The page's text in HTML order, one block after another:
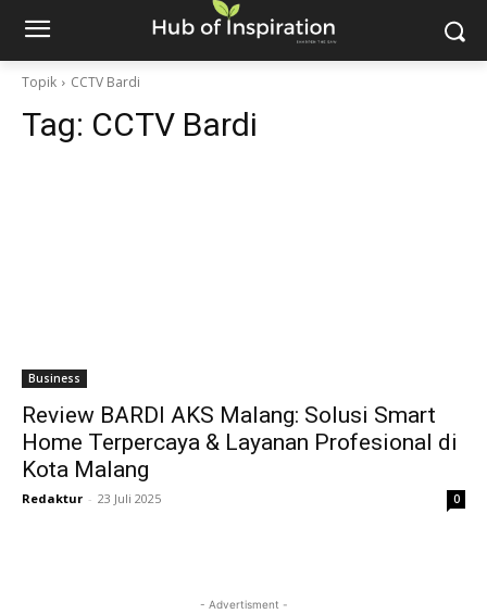
Topik CCTV Bardi
Tag: CCTV Bardi
Business
Review BARDI AKS Malang: Solusi Smart
Home Terpercaya & Layanan Profesional di
Kota Malang
Redaktur - 23 Juli 2025 0
- Advertisment -